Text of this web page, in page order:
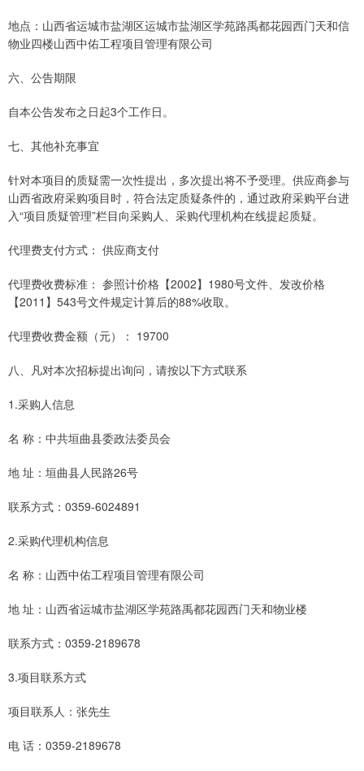
地点：山西省运城市盐湖区运城市盐湖区学苑路禹都花园西门天和信
物业四楼山西中佑工程项目管理有限公司
六、公告期限
自本公告发布之日起3个工作日。
七、其他补充事宜
针对本项目的质疑需一次性提出，多次提出将不予受理。供应商参与
山西省政府采购项目时，符合法定质疑条件的，通过政府采购平台进
入“项目质疑管理”栏目向采购人、采购代理机构在线提起质疑。
代理费支付方式： 供应商支付
代理费收费标准： 参照计价格【2002】1980号文件、发改价格
【2011】543号文件规定计算后的88%收取。
代理费收费金额（元）： 19700
八、凡对本次招标提出询问，请按以下方式联系
1.采购人信息
名 称：中共垣曲县委政法委员会
地 址：垣曲县人民路26号
联系方式：0359-6024891
2.采购代理机构信息
名 称：山西中佑工程项目管理有限公司
地 址：山西省运城市盐湖区学苑路禹都花园西门天和物业楼
联系方式：0359-2189678
3.项目联系方式
项目联系人：张先生
电 话：0359-2189678